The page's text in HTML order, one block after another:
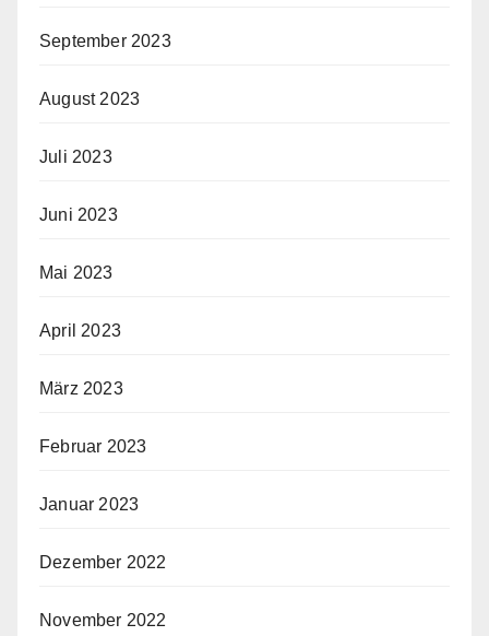
September 2023
August 2023
Juli 2023
Juni 2023
Mai 2023
April 2023
März 2023
Februar 2023
Januar 2023
Dezember 2022
November 2022